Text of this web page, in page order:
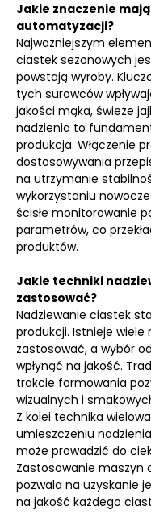
Jakie znaczenie
automatyzacji?
Najważniejszym
ciastek sezonowych
powstają wyroby.
tych surowców
jakości mąka, świeże
nadzienia to
produkcja. Włączenie
dostosowywania
na utrzymanie
wykorzystaniu
ścisłe monitorowanie
parametrów, co
produktów.
Jakie techniki
zastosować?
Nadziewanie ciastek
produkcji. Istnieje
zastosować, a wybór
wpłynąć na jakość.
trakcie formowania
wizualnych i
Z kolei technika
umieszczeniu
może prowadzić do
Zastosowanie maszyn
pozwala na uzyskanie
na jakość każdego